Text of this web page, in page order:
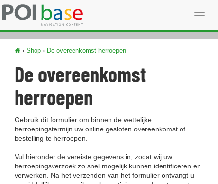
› Shop › De overeenkomst herroepen
De overeenkomst
herroepen
Gebruik dit formulier om binnen de wettelijke
herroepingstermijn uw online gesloten overeenkomst of
bestelling te herroepen.
Vul hieronder de vereiste gegevens in, zodat wij uw
herroepingsverzoek zo snel mogelijk kunnen identificeren en
verwerken. Na het verzenden van het formulier ontvangt u